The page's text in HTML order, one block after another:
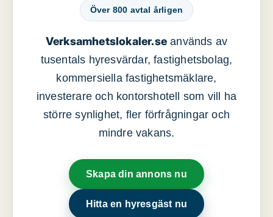
Över 800 avtal årligen
Verksamhetslokaler.se används av
tusentals hyresvärdar, fastighetsbolag,
kommersiella fastighetsmäklare,
investerare och kontorshotell som vill ha
större synlighet, fler förfrågningar och
mindre vakans.
Skapa din annons nu
Hitta en hyresgäst nu